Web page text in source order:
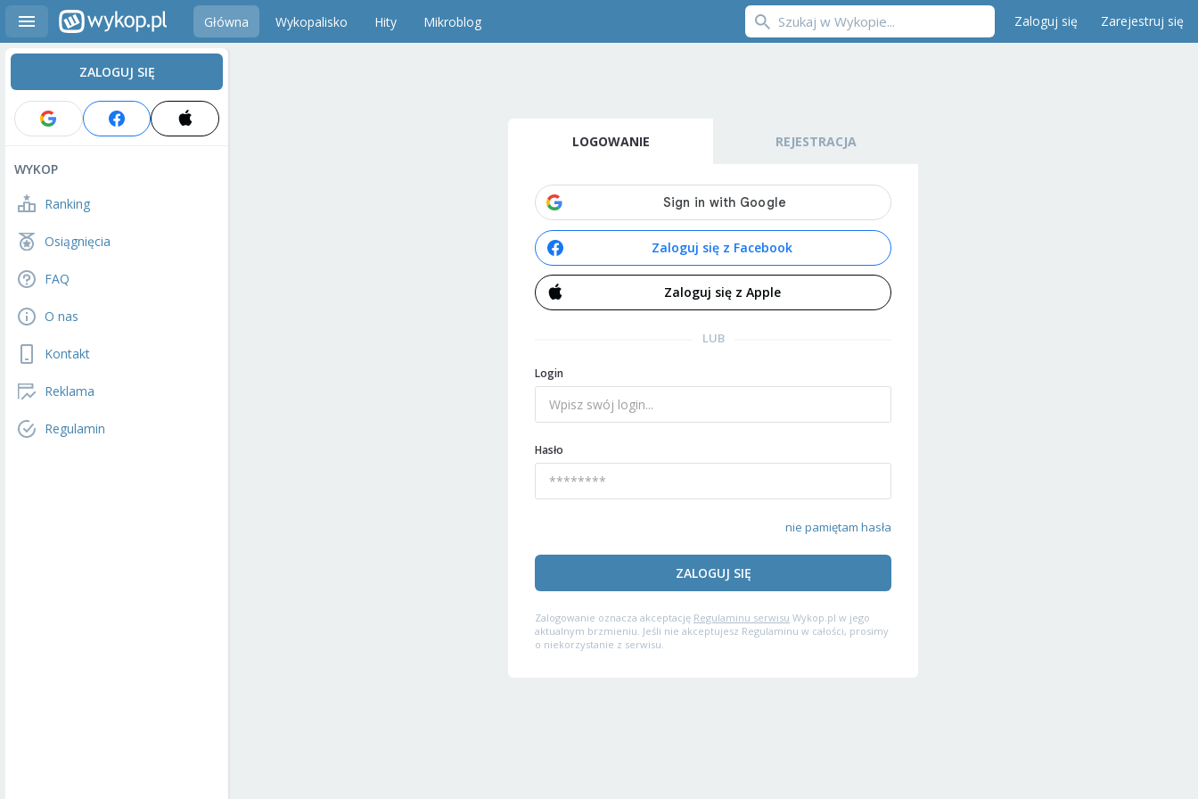
Główna Wykopalisko Hity Mikroblog Zaloguj się Zarejestruj się
ZALOGUJ SIĘ
WYKOP
Ranking
Osiągnięcia
FAQ
O nas
Kontakt
Reklama
Regulamin
LOGOWANIE REJESTRACJA
Zaloguj się z Facebook
Zaloguj się z Apple
LUB
Login
Hasło
nie pamiętam hasła
ZALOGUJ SIĘ
Zalogowanie oznacza akceptację Regulaminu serwisu Wykop.pl w jego
aktualnym brzmieniu. Jeśli nie akceptujesz Regulaminu w całości, prosimy
o niekorzystanie z serwisu.